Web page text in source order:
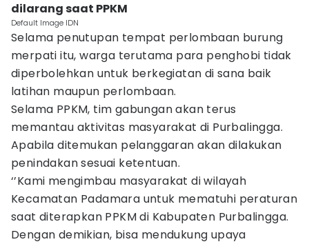
dilarang saat PPKM
Default Image IDN
Selama penutupan tempat perlombaan burung
merpati itu, warga terutama para penghobi tidak
diperbolehkan untuk berkegiatan di sana baik
latihan maupun perlombaan.
Selama PPKM, tim gabungan akan terus
memantau aktivitas masyarakat di Purbalingga.
Apabila ditemukan pelanggaran akan dilakukan
penindakan sesuai ketentuan.
‘’Kami mengimbau masyarakat di wilayah
Kecamatan Padamara untuk mematuhi peraturan
saat diterapkan PPKM di Kabupaten Purbalingga.
Dengan demikian, bisa mendukung upaya